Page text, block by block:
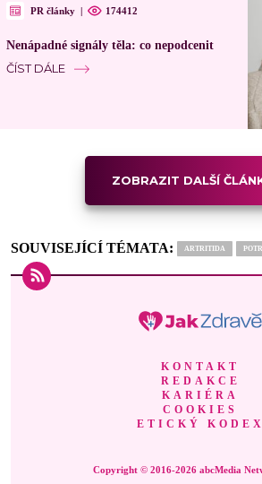
PR články | 174412
Nenápadné signály těla: co nepodcenit
ČÍST DÁLE
ZOBRAZIT DALŠÍ
SOUVISEJÍCÍ TÉMATA: ARTRITIDA
KONTAKT
REDAKCE
KARIÉRA
COOKIES
ETICKÝ KODEX
Copyright © 2016-2026 abcMedia